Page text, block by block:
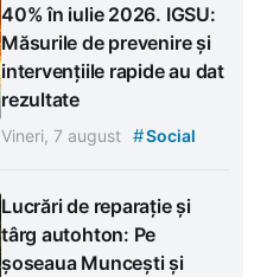
40% în iulie 2026. IGSU:
Măsurile de prevenire și
intervențiile rapide au dat
rezultate
Vineri, 7 august #Social
Lucrări de reparație și
târg autohton: Pe
șoseaua Muncești și